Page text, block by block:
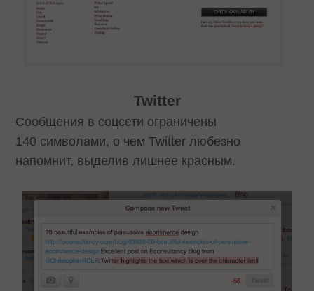
Twitter
Сообщения в соцсети ограничены
140 символами, о чем Twitter любезно
напомнит, выделив лишнее красным.